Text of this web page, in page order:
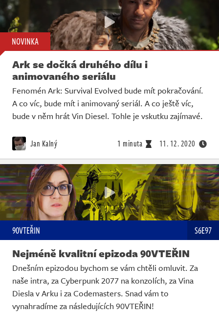
NOVINKA
Ark se dočká druhého dílu i
animovaného seriálu
Fenomén Ark: Survival Evolved bude mít pokračování.
A co víc, bude mít i animovaný seriál. A co ještě víc,
bude v něm hrát Vin Diesel. Tohle je vskutku zajímavé.
Jan Kalný 1 minuta 11. 12. 2020
90VTEŘIN S6E97
Nejméně kvalitní epizoda 90VTEŘIN
Dnešním epizodou bychom se vám chtěli omluvit. Za
naše intra, za Cyberpunk 2077 na konzolích, za Vina
Diesla v Arku i za Codemasters. Snad vám to
vynahradíme za následujících 90VTEŘIN!